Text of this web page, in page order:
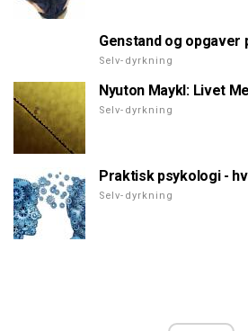
Genstand og opgaver
Selv-dyrkning
Nyuton Maykl: Livet
Selv-dyrkning
Praktisk psykologi -
Selv-dyrkning